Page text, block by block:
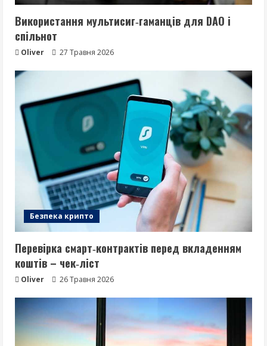
Використання мультисиг‑гаманців для DAO і
спільнот
Oliver 27 Травня 2026
Безпека крипто
Перевірка смарт‑контрактів перед вкладенням
коштів – чек‑ліст
Oliver 26 Травня 2026